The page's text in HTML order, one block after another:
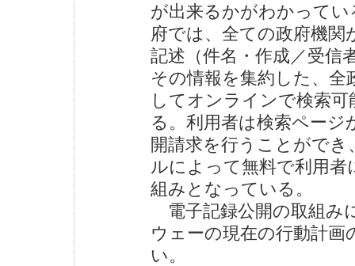
が出来るかがわかって
府では、全ての政府機
記述（件名・作成／受信
その情報を集約した、全
してオンラインで検索
る。利用者は検索ペー
開請求を行うことがで
ルによって無料で利用者
組みとなっている。
電子記録公開の取組み
ウェーの現在の行動計
い。